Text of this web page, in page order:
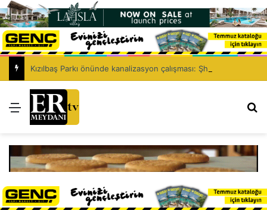
Menü